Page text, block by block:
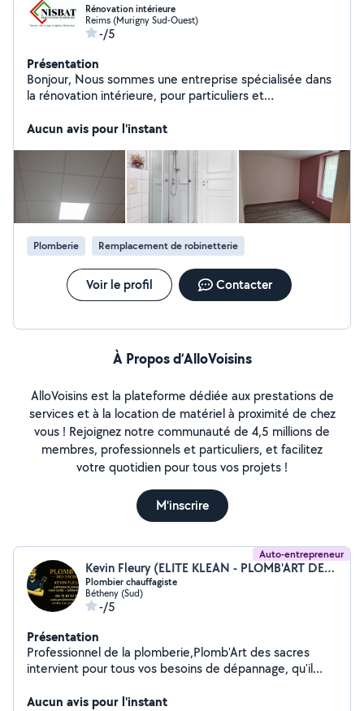
Rénovation intérieure
Reims (Murigny Sud-Ouest)
-/5
Présentation
Bonjour, Nous sommes une entreprise spécialisée dans
la rénovation intérieure, pour particuliers et
: pose de carrelage, pose de lino Embellissement des
création de faux plafond, placo, N'hésitez pas à nous
contacter pour toutes demandes
Aucun avis pour l'instant
Plomberie Remplacement de robinetterie
Voir le profil Contacter
À Propos d’AlloVoisins
AlloVoisins est la plateforme dédiée aux prestations de
services et à la location de matériel à proximité de chez
vous ! Rejoignez notre communauté de 4,5 millions de
membres, professionnels et particuliers, et facilitez
votre quotidien pour tous vos projets !
M'inscrire
Auto-entrepreneur
Kevin Fleury (ELITE KLEAN - PLOMB'ART DES SACRES)
Plombier chauffagiste
Bétheny (Sud)
-/5
Présentation
Professionnel de la plomberie,Plomb'Art des sacres
intervient pour tous vos besoins de dépannage, qu'il
robinetterie, d'évacuation bouchée ou de toute autre
Aucun avis pour l'instant